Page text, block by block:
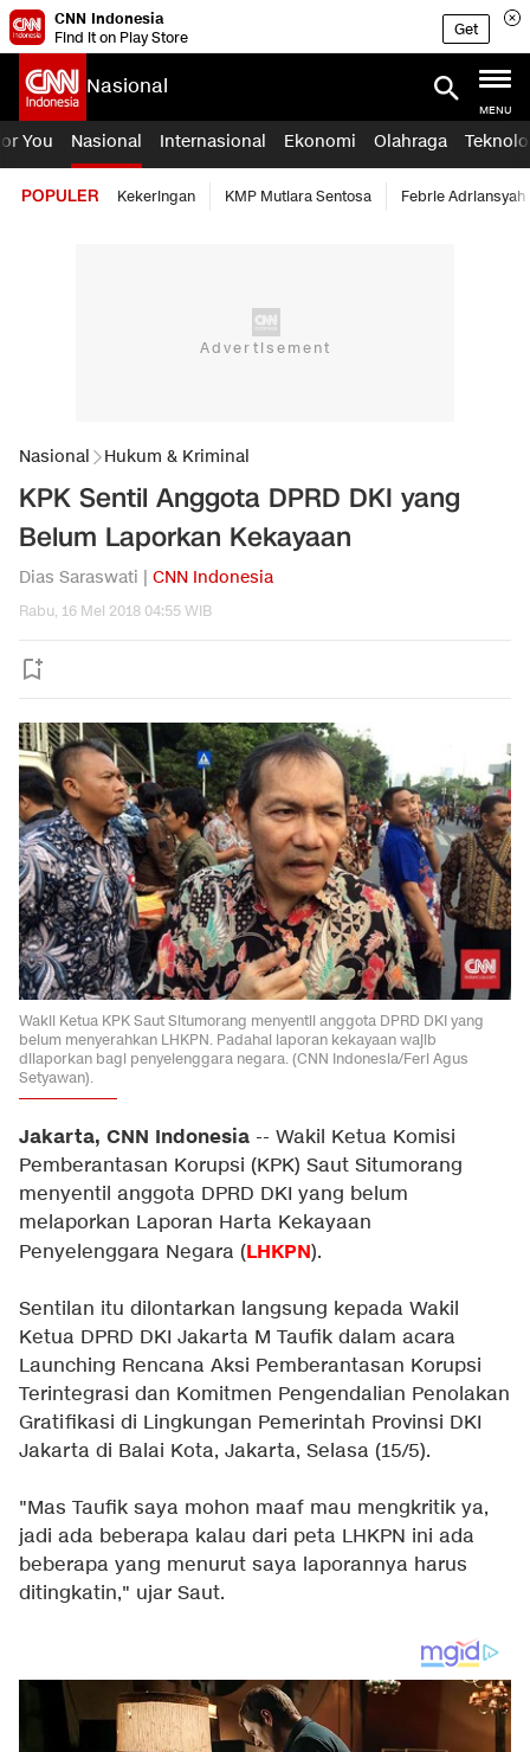
CNN Indonesia
Find it on Play Store
Get
Nasional
MENU
You Nasional Internasional Ekonomi Olahraga
POPULER Kekeringan KMP Mutiara Sentosa Febrie Adriansyah
Nasional Hukum & Kriminal
KPK Sentil Anggota DPRD DKI yang
Belum Laporkan Kekayaan
Dias Saraswati | CNN Indonesia
Rabu, 16 Mei 2018 04:55 WIB
Wakil Ketua KPK Saut Situmorang menyentil anggota DPRD DKI yang
belum menyerahkan LHKPN. Padahal laporan kekayaan wajib
dilaporkan bagi penyelenggara negara. (CNN Indonesia/Feri Agus
Setyawan).
Jakarta, CNN Indonesia -- Wakil Ketua Komisi
Pemberantasan Korupsi (KPK) Saut Situmorang
menyentil anggota DPRD DKI yang belum
melaporkan Laporan Harta Kekayaan
Penyelenggara Negara (LHKPN).
Sentilan itu dilontarkan langsung kepada Wakil
Ketua DPRD DKI Jakarta M Taufik dalam acara
Launching Rencana Aksi Pemberantasan Korupsi
Terintegrasi dan Komitmen Pengendalian Penolakan
Gratifikasi di Lingkungan Pemerintah Provinsi DKI
Jakarta di Balai Kota, Jakarta, Selasa (15/5).
"Mas Taufik saya mohon maaf mau mengkritik ya,
jadi ada beberapa kalau dari peta LHKPN ini ada
beberapa yang menurut saya laporannya harus
ditingkatin," ujar Saut.